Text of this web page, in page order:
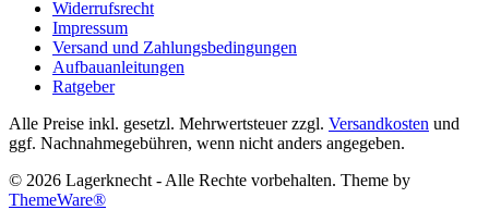
Widerrufsrecht
Impressum
Versand und Zahlungsbedingungen
Aufbauanleitungen
Ratgeber
Alle Preise inkl. gesetzl. Mehrwertsteuer zzgl. Versandkosten und
ggf. Nachnahmegebühren, wenn nicht anders angegeben.
© 2026 Lagerknecht - Alle Rechte vorbehalten. Theme by
ThemeWare®